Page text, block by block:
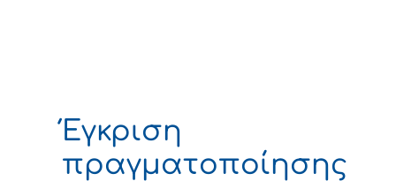
Έγκριση
πραγματοποίησης